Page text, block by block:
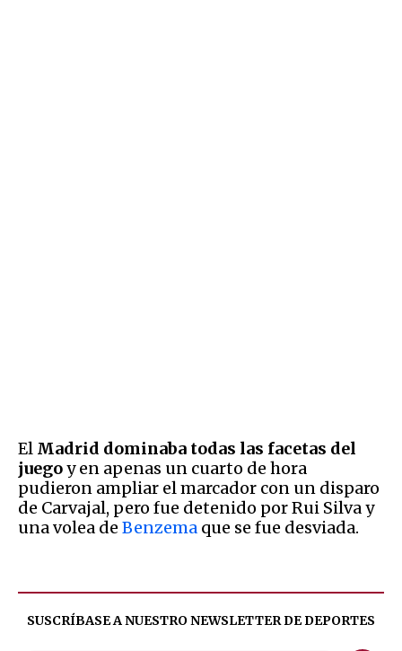
El Madrid dominaba todas las facetas del
juegoy en apenas un cuarto de hora
pudieron ampliar el marcador con un disparo
de Carvajal, pero fue detenido por Rui Silva y
una volea de Benzema que se fue desviada.
SUSCRÍBASE A NUESTRO NEWSLETTER DEDEPORTES